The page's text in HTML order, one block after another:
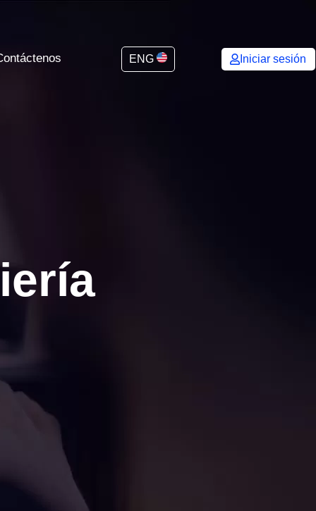
ENG Iniciar sesión